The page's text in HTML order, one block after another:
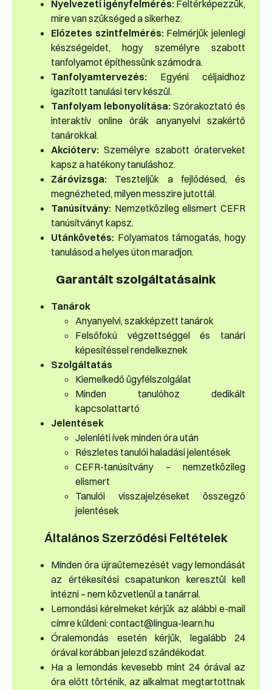
Nyelvezeti igényfelmérés: Feltérképezzük,
mire van szükséged a sikerhez.
Előzetes szintfelmérés:Felmérjük jelenlegi
készségeidet, hogy személyre szabott
tanfolyamot építhessünk számodra.
Tanfolyamtervezés: Egyéni céljaidhoz
igazított tanulási terv készül.
Tanfolyam lebonyolítása: Szórakoztató és
interaktív online órák anyanyelvi szakértő
tanárokkal.
Akcióterv: Személyre szabott óraterveket
kapsz a hatékony tanuláshoz.
Záróvizsga: Teszteljük a fejlődésed, és
megnézheted, milyen messzire jutottál.
Tanúsítvány: Nemzetközileg elismert CEFR
tanúsítványt kapsz.
Utánkövetés: Folyamatos támogatás, hogy
tanulásod a helyes úton maradjon.
Garantált szolgáltatásaink
Tanárok
Anyanyelvi, szakképzett tanárok
Felsőfokú végzettséggel és tanári
képesítéssel rendelkeznek
Szolgáltatás
Kiemelkedő ügyfélszolgálat
Minden tanulóhoz dedikált
kapcsolattartó
Jelentések
Jelenléti ívek minden óra után
Részletes tanulói haladási jelentések
CEFR-tanúsítvány – nemzetközileg
elismert
Tanulói visszajelzéseket összegző
jelentések
Általános Szerződési Feltételek
Minden óra újraütemezését vagy lemondását
az értékesítési csapatunkon keresztül kell
intézni – nem közvetlenül a tanárral.
Lemondási kérelmeket kérjük az alábbi e-mail
címre küldeni: contact@lingua-learn.hu
Órale­mondás esetén kérjük, legalább 24
órával korábban jelezd szándékodat.
Ha a lemondás kevesebb mint 24 órával az
óra előtt történik, az alkalmat megtartottnak